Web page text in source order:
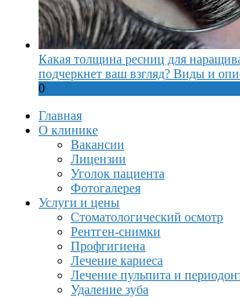
Какая толщина ресниц для
подчеркнет ваш взгляд? Виды и
0
Главная
О клинике
Вакансии
Лицензии
Уголок пациента
Фотогалерея
Услуги и цены
Стоматологический осмотр
Рентген-снимки
Профгигиена
Лечение кариеса
Лечение пульпита и
Удаление зуба